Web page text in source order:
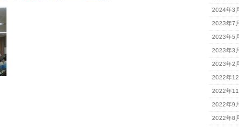
2024年3
2023年7
2023年5
2023年3
2023年2
2022年12
2022年11
2022年9
2022年8